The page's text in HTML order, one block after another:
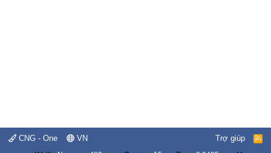
CNG - One VN Trợ giúp
R